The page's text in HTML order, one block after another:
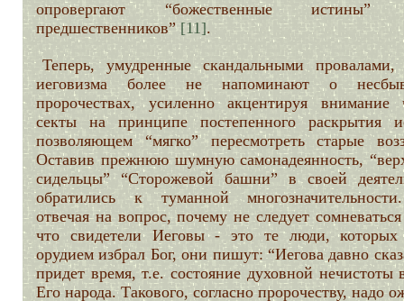
опровергают “божественные истины”
предшественников” [11].
Теперь, умудренные скандальными
иеговизма более не напоминают о
пророчествах, усиленно акцентируя внимание
секты на принципе постепенного раскрытия
позволяющем “мягко” пересмотреть старые
Оставив прежнюю шумную самонадеянность,
сидельцы” “Сторожевой башни” в своей
обратились к туманной
отвечая на вопрос, почему не следует
что свидетели Иеговы - это те люди, которых
орудием избрал Бог, они пишут: “Иегова давно
придет время, т.е. состояние духовной нечистоты
Его народа. Такового, согласно пророчеству, надо